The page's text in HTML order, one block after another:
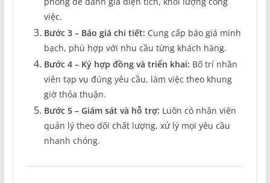
việc.
Bước 3 – Báo giá chi tiết: Cung cấp báo giá minh
bạch, phù hợp với nhu cầu từng khách hàng.
Bước 4 – Ký hợp đồng và triển khai: Bố trí nhân
viên tạp vụ đúng yêu cầu, làm việc theo khung
giờ thỏa thuận.
Bước 5 – Giám sát và hỗ trợ: Luôn có nhân viên
quản lý theo dõi chất lượng, xử lý mọi yêu cầu
nhanh chóng.